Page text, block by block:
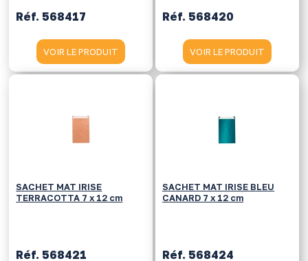
Réf. 568417
VOIR LE PRODUIT
Réf. 568420
VOIR LE PRODUIT
SACHET MAT IRISE
TERRACOTTA 7 x 12 cm
Réf. 568421
SACHET MAT IRISE BLEU
CANARD 7 x 12 cm
Réf. 568424